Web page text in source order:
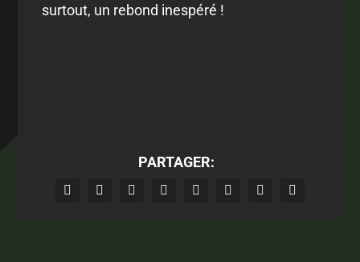
surtout, un rebond inespéré !
PARTAGER: